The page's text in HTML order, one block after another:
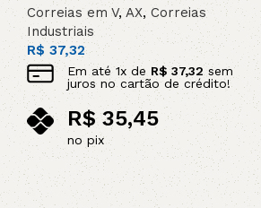
Correias em V,AX, Correias
Industriais
R$ 37,32
Em até1x de R$37,32 sem
juros no cartão de crédito!
R$35,45
no pix
Adicionar ao carrinho